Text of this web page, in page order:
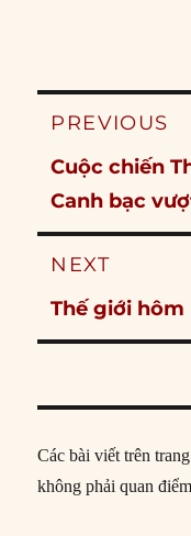
Post
PREVIOUS
Previous
post:
Cuộc chiến
Canh bạc
NEXT
Next
post:
Thế giới hôm
Các bài viết trên
không phải quan